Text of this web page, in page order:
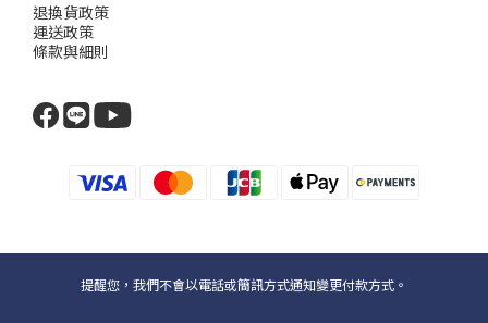
退換貨政策
運送政策
條款與細則
提醒您，我們不會以電話或簡訊方式通知變更付款方式。